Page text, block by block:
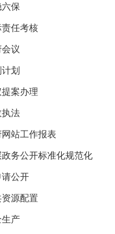
保
责任考核
议
划
案办理
法
站工作报表
务公开标准化规范化
公开
源配置
产